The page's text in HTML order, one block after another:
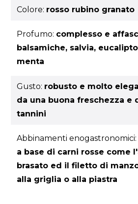
Colore: rosso rubino granato
Profumo: complesso e
balsamiche, salvia,
menta
Gusto: robusto e molto
da una buona freschezza e
tannini
Abbinamenti enogastronomici:
a base di carni rosse come
brasato ed il filetto di
alla griglia o alla piastra